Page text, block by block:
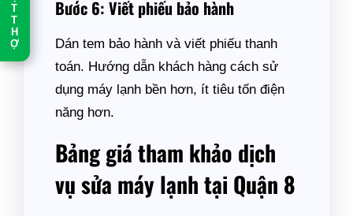
T
T
H
Ợ
Bước 6: Viết phiếu bảo hành
Dán tem bảo hành và viết phiếu thanh
toán. Hướng dẫn khách hàng cách sử
dụng máy lạnh bền hơn, ít tiêu tốn điện
năng hơn.
Bảng giá tham khảo dịch
vụ sửa máy lạnh tại Quận 8